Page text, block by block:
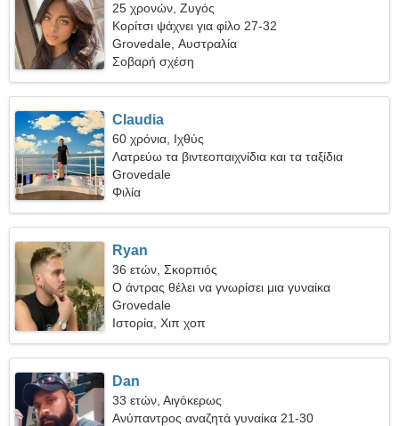
25 χρονών, Ζυγός
Κορίτσι ψάχνει για φίλο 27-32
Grovedale, Αυστραλία
Σοβαρή σχέση
Claudia
60 χρόνια, Ιχθύς
Λατρεύω τα βιντεοπαιχνίδια και τα ταξίδια
Grovedale
Φιλία
Ryan
36 ετών, Σκορπιός
Ο άντρας θέλει να γνωρίσει μια γυναίκα
Grovedale
Ιστορία, Χιπ χοπ
Dan
33 ετών, Αιγόκερως
Ανύπαντρος αναζητά γυναίκα 21-30